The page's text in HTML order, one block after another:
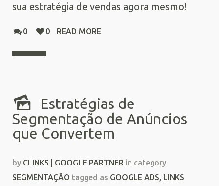
sua estratégia de vendas agora mesmo!
0 0 READ MORE
Estratégias de
Segmentação de Anúncios
que Convertem
by CLINKS | GOOGLE PARTNER in category
SEGMENTAÇÃO tagged as GOOGLE ADS, LINKS